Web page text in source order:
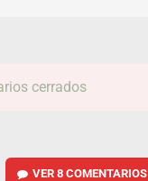
cerrados
VER8 COMENTARIOS